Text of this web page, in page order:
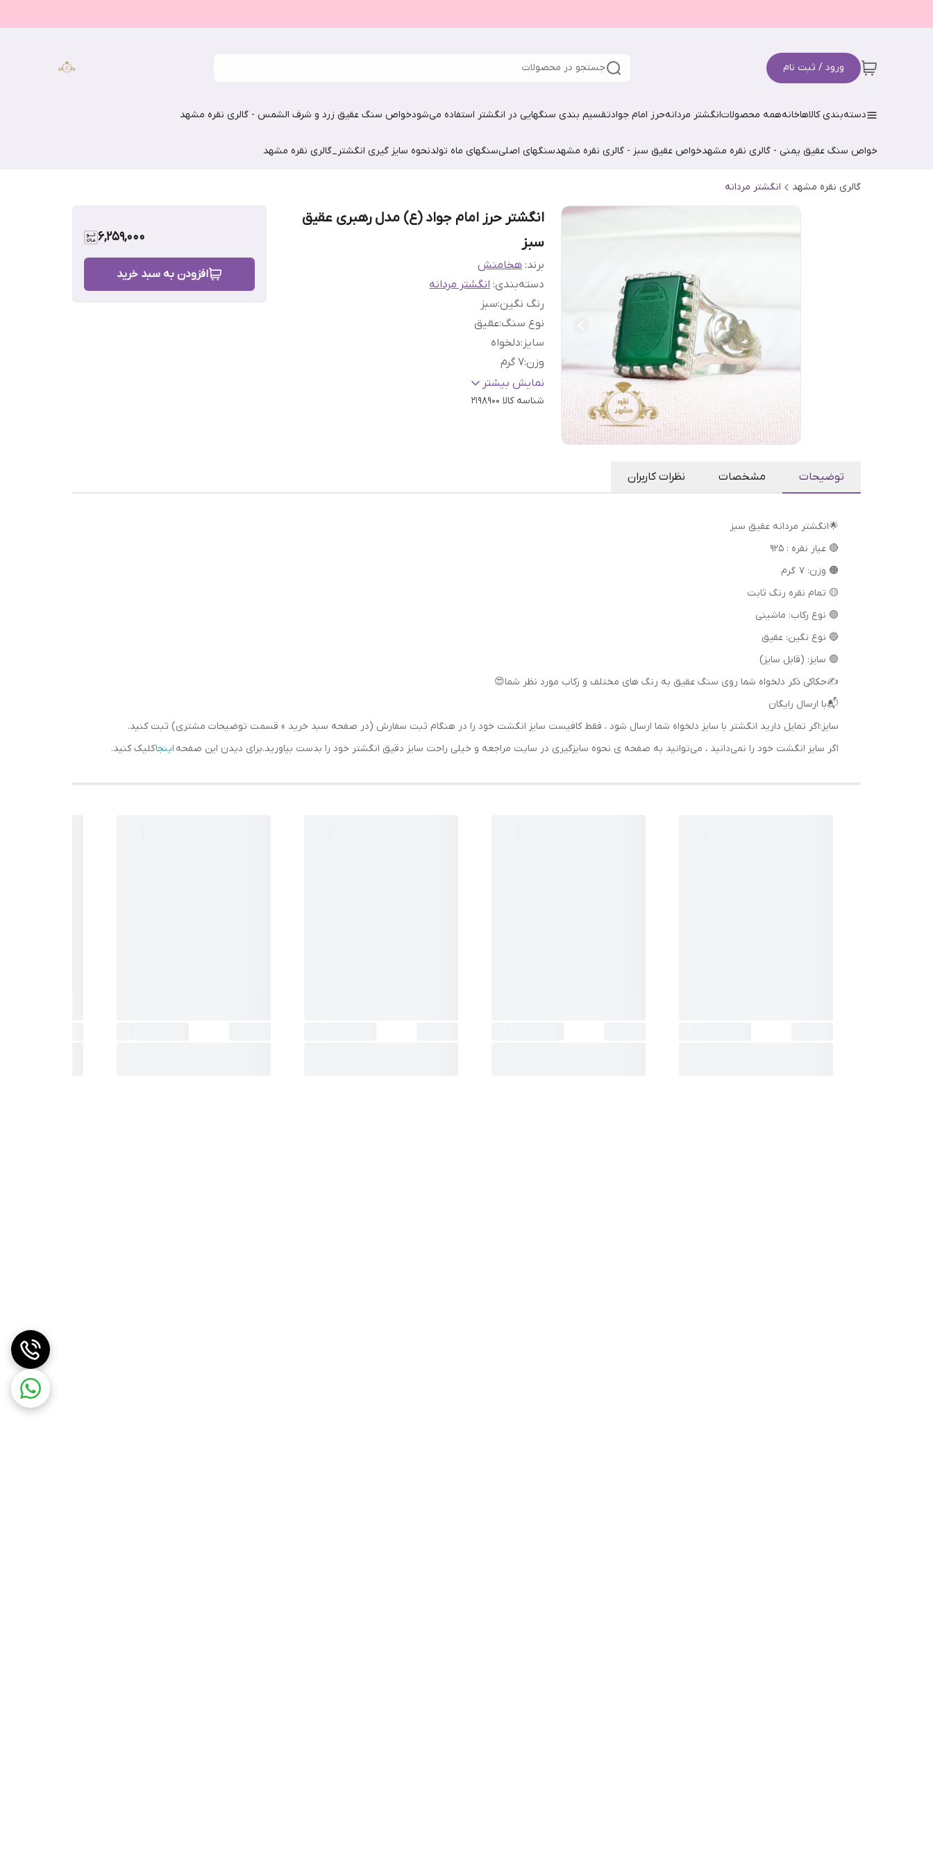
ورود / ثبت نام جستجو در محصولات
دسته‌بندی کالاهاخانههمه محصولاتانگشتر مردانهحرز امام جوادتقسیم بندی سنگهایی در انگشتر استفاده می‌شودخواص سنگ عقیق زرد و شرف الشمس - گالری نقره مشهد
خواص سنگ عقیق یمنی - گالری نقره مشهدخواص عقیق سبز - گالری نقره مشهدسنگهای اصلیسنگهای ماه تولدنحوه سایز گیری انگشتر_گالری نقره مشهد
گالری نقره مشهد انگشتر مردانه
انگشتر حرز امام جواد (ع) مدل رهبری عقیق
سبز
برند: هخامنش
دسته‌بندی:انگشتر مردانه
رنگ نگین:سبز
نوع سنگ:عقیق
سایز :دلخواه
وزن:۷ گرم
عیار نقره:
925
نمایش بیشتر
شناسه کالا 2198900
6,259,000
افزودن به سبد خرید
توضیحات مشخصات نظرات کاربران
🌟انگشتر مردانه عقیق سبز
🔴 عیار نقره : 925
🟠 وزن: 7 گرم
🟡 تمام نقره رنگ ثابت
🟢 نوع رکاب: ماشینی
🔵 نوع نگین: عقیق
🟣 سایز: (قابل سایز)
✍حکاکی ذکر دلخواه شما روی سنگ عقیق به رنگ های مختلف و رکاب مورد نظر شما😍
📬با ارسال رایگان
سایز:اگر تمایل دارید انگشتر با سایز دلخواه شما ارسال شود ، فقط کافیست سایز انگشت خود را در هنگام ثبت سفارش (در صفحه سبد خرید » قسمت توضیحات مشتری) ثبت کنید.
اگر سایز انگشت خود را نمی‌دانید ، می‌توانید به صفحه ی نحوه سایزگیری در سایت مراجعه و خیلی راحت سایز دقیق انگشتر خود را بدست بیاورید.برای دیدن این صفحه اینجاکلیک کنید.